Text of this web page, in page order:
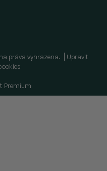
Premium
práva vyhrazena.
Upravit